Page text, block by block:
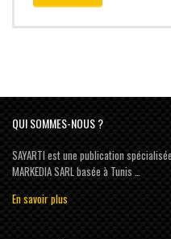
QUI SOMMES-NOUS ?
SAYARTI est une publication
MARKEDIA SARL basée à Tunis …
En savoir plus